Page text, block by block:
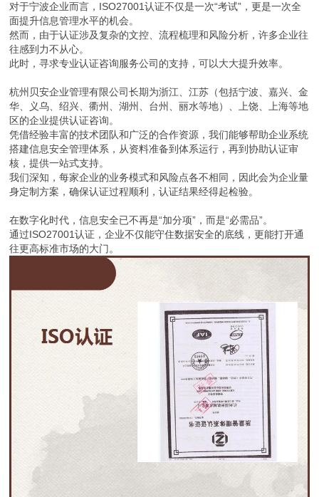
对于宁波企业而言，ISO27001认证不仅是一次“考试”，更是一次全
面提升信息管理水平的机会。
然而，由于认证涉及复杂的文控、流程梳理和风险分析，许多企业往
往感到力不从心。
此时，寻求专业认证咨询服务公司的支持，可以大大提升效率。
杭州贝安企业管理有限公司长期为浙江、江苏（包括宁波、嘉兴、金
华、义乌、绍兴、衢州、湖州、台州、丽水等地）、上饶、上海等地
区的企业提供认证咨询。
凭借经验丰富的技术团队和广泛的合作资源，我们能够帮助企业系统
搭建信息安全管理体系，从资料准备到体系运行，再到协助认证审
核，提供一站式支持。
我们深知，每家企业的业务模式和风险点各不相同，因此会为企业量
身定制方案，确保认证过程顺利，认证结果经得起检验。
在数字化时代，信息安全已不再是“加分项”，而是“必需品”。
通过ISO27001认证，企业不仅能守住数据安全的底线，更能打开通
往更高标准市场的大门。